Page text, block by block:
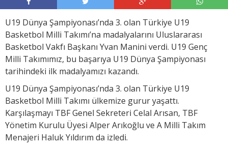
U19 Dünya Şampiyonası’nda 3. olan Türkiye U19
Basketbol Milli Takımı’na madalyalarını Uluslararası
Basketbol Vakfı Başkanı Yvan Manini verdi. U19 Genç
Milli Takımımız, bu başarıya U19 Dünya Şampiyonası
tarihindeki ilk madalyamızı kazandı.
U19 Dünya Şampiyonası’nda 3. olan Türkiye U19
Basketbol Milli Takımı ülkemize gurur yaşattı.
Karşılaşmayı TBF Genel Sekreteri Celal Arısan, TBF
Yönetim Kurulu Üyesi Alper Arıkoğlu ve A Milli Takım
Menajeri Haluk Yıldırım da izledi.